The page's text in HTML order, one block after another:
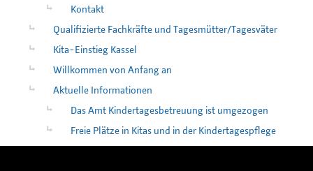
Kontakt
Qualifizierte Fachkräfte und Tagesmütter/Tagesväter
Kita-Einstieg Kassel
Willkommen von Anfang an
Aktuelle Informationen
Das Amt Kindertagesbetreuung ist umgezogen
Freie Plätze in Kitas und in der Kindertagespflege